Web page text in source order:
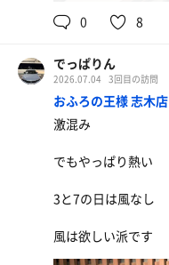
0 8
でっぱりん
2026.07.04 3回目の訪問
おふろの王様 志木店
激混み
でもやっぱり熱い
3と7の日は風なし
風は欲しい派です